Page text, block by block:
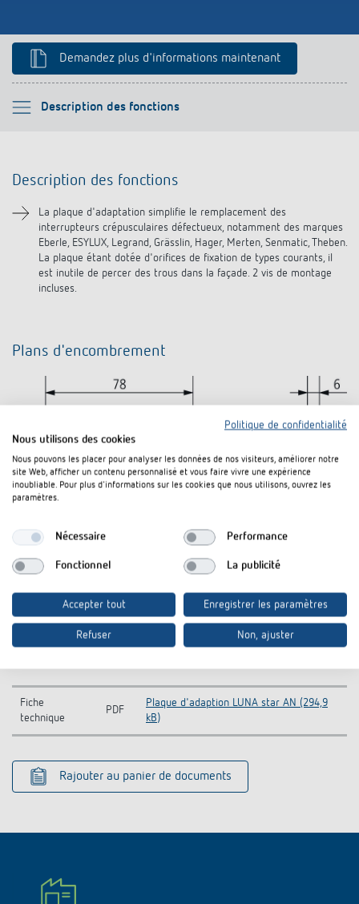
Demandez plus d'informations maintenant
Description des fonctions
Veuillez sélectionner
Téléchargements
Description des fonctions
La plaque d'adaptation simplifie le remplacement des
interrupteurs crépusculaires défectueux, notamment des marques
Eberle, ESYLUX, Legrand, Grässlin, Hager, Merten, Senmatic, Theben.
La plaque étant dotée d'orifices de fixation de types courants, il
est inutile de percer des trous dans la façade. 2 vis de montage
incluses.
Plans d'encombrement
Fiche
technique
PDF
Plaque d'adaption LUNA star AN (294,9
kB)
Rajouter au panier de documents
Politique de confidentialité
Nous utilisons des cookies
Nous pouvons les placer pour analyser les données de nos visiteurs, améliorer notre
site Web, afficher un contenu personnalisé et vous faire vivre une expérience
inoubliable. Pour plus d'informations sur les cookies que nous utilisons, ouvrez les
paramètres.
Nécessaire Performance
Fonctionnel La publicité
Accepter tout Enregistrer les paramètres
Refuser Non, ajuster